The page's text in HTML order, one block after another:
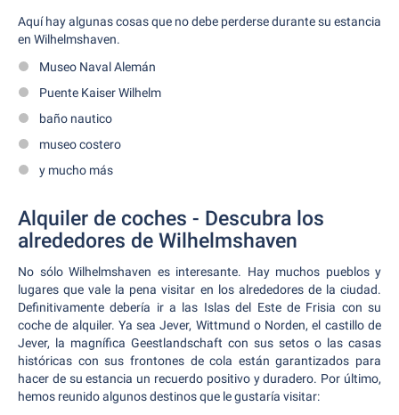
Aquí hay algunas cosas que no debe perderse durante su estancia
en Wilhelmshaven.
Museo Naval Alemán
Puente Kaiser Wilhelm
baño nautico
museo costero
y mucho más
Alquiler de coches - Descubra los
alrededores de Wilhelmshaven
No sólo Wilhelmshaven es interesante. Hay muchos pueblos y
lugares que vale la pena visitar en los alrededores de la ciudad.
Definitivamente debería ir a las Islas del Este de Frisia con su
coche de alquiler. Ya sea Jever, Wittmund o Norden, el castillo de
Jever, la magnífica Geestlandschaft con sus setos o las casas
históricas con sus frontones de cola están garantizados para
hacer de su estancia un recuerdo positivo y duradero. Por último,
hemos reunido algunos destinos que le gustaría visitar: